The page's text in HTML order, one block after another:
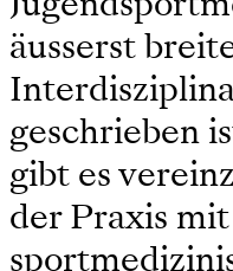
äusserst
geschrieben
gibt es
der Praxis